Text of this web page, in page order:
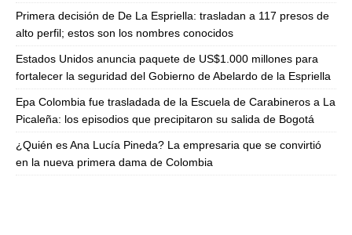
Primera decisión de De La Espriella: trasladan a 117 presos de
alto perfil; estos son los nombres conocidos
Estados Unidos anuncia paquete de US$1.000 millones para
fortalecer la seguridad del Gobierno de Abelardo de la Espriella
Epa Colombia fue trasladada de la Escuela de Carabineros a La
Picaleña: los episodios que precipitaron su salida de Bogotá
¿Quién es Ana Lucía Pineda? La empresaria que se convirtió
en la nueva primera dama de Colombia